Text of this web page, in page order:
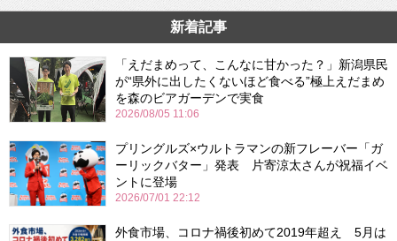
新着記事
「えだまめって、こんなに甘かった？」新潟県民
が“県外に出したくないほど食べる”極上えだまめ
を森のビアガーデンで実食
2026/08/05 11:06
プリングルズ×ウルトラマンの新フレーバー「ガ
ーリックバター」発表 片寄涼太さんが祝福イベ
ントに登場
2026/07/01 22:12
外食市場、コロナ禍後初めて2019年超え 5月は